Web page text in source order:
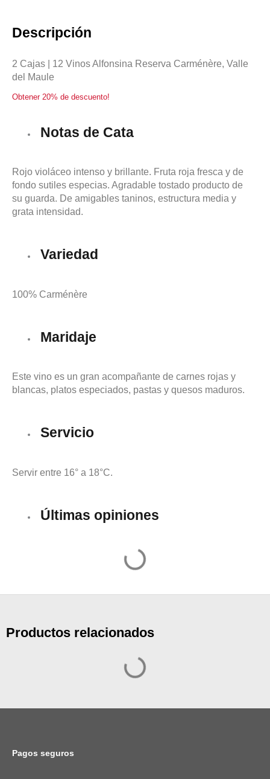
Descripción
2 Cajas | 12 Vinos Alfonsina Reserva Carménère, Valle
del Maule
Obtener 20% de descuento!
Notas de Cata
Rojo violáceo intenso y brillante. Fruta roja fresca y de
fondo sutiles especias. Agradable tostado producto de
su guarda. De amigables taninos, estructura media y
grata intensidad.
Variedad
100% Carménère
Maridaje
Este vino es un gran acompañante de carnes rojas y
blancas, platos especiados, pastas y quesos maduros.
Servicio
Servir entre 16° a 18°C.
Últimas opiniones
Productos relacionados
Pagos seguros